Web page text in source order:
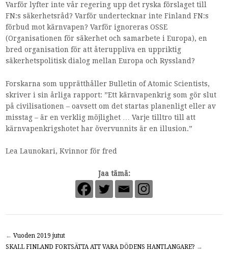
Varför lyfter inte vår regering upp det ryska förslaget till
FN:s säkerhetsråd? Varför undertecknar inte Finland FN:s
förbud mot kärnvapen? Varför ignoreras OSSE
(Organisationen för säkerhet och samarbete i Europa), en
bred organisation för att återuppliva en uppriktig
säkerhetspolitisk dialog mellan Europa och Ryssland?
Forskarna som upprätthåller Bulletin of Atomic Scientists,
skriver i sin årliga rapport: ”Ett kärnvapenkrig som gör slut
på civilisationen – oavsett om det startas planenligt eller av
misstag – är en verklig möjlighet … Varje tilltro till att
kärnvapenkrigshotet har övervunnits är en illusion.”
Lea Launokari, Kvinnor för fred
Jaa tämä:
←Vuoden 2019 jutut
SKALL FINLAND FORTSÄTTA ATT VARA DÖDENS HANTLANGARE? →